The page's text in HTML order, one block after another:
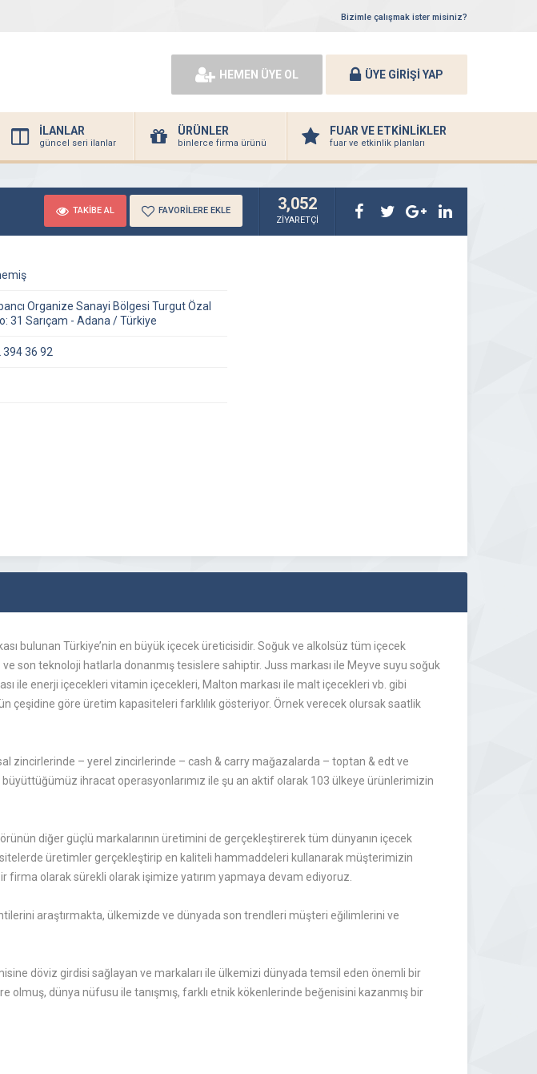
Bizimle çalışmak ister misiniz?
HEMEN ÜYE OL ÜYE GİRİŞİ YAP
İLANLAR
güncel seri ilanlar
ÜRÜNLER
binlerce firma ürünü
FUAR VE ETKİNLİKLER
fuar ve etkinlik planları
TAKİBE AL FAVORİLERE EKLE 3,052
ZİYARETÇİ
Organize Sanayi Bölgesi Turgut Özal
31 Sarıçam - Adana / Türkiye
394 36 92
bulunan Türkiye’nin en büyük içecek üreticisidir. Soğuk ve alkolsüz tüm içecek
teknoloji hatlarla donanmış tesislere sahiptir. Juss markası ile Meyve suyu soğuk
ile enerji içecekleri vitamin içecekleri, Malton markası ile malt içecekleri vb. gibi
çeşidine göre üretim kapasiteleri farklılık gösteriyor. Örnek verecek olursak saatlik
zincirlerinde – yerel zincirlerinde – cash & carry mağazalarda – toptan & edt ve
ihracat operasyonlarımız ile şu an aktif olarak 103 ülkeye ürünlerimizin
diğer güçlü markalarının üretimini de gerçekleştirerek tüm dünyanın içecek
üretimler gerçekleştirip en kaliteli hammaddeleri kullanarak müşterimizin
olarak sürekli olarak işimize yatırım yapmaya devam ediyoruz.
araştırmakta, ülkemizde ve dünyada son trendleri müşteri eğilimlerini ve
döviz girdisi sağlayan ve markaları ile ülkemizi dünyada temsil eden önemli bir
olmuş, dünya nüfusu ile tanışmış, farklı etnik kökenlerinde beğenisini kazanmış bir